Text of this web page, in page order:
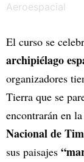
El curso se
archipiélago
organizadores
Tierra que se
encontrarán en
Nacional de
sus paisajes